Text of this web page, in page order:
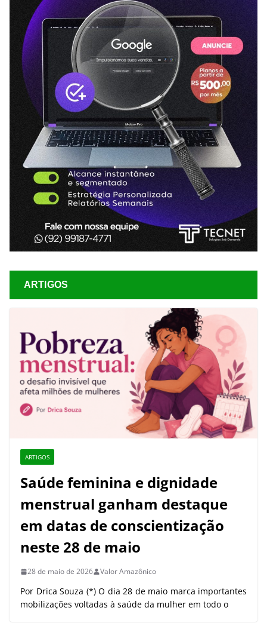
ARTIGOS
ARTIGOS
Saúde feminina e dignidade
menstrual ganham destaque
em datas de conscientização
neste 28 de maio
28 de maio de 2026 Valor Amazônico
Por Drica Souza (*) O dia 28 de maio marca importantes
mobilizações voltadas à saúde da mulher em todo o